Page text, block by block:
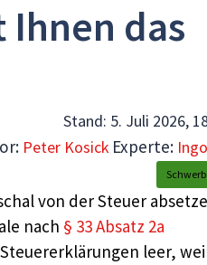
Ihnen das
Stand: 5. Juli 2026,
Peter Kosick Experte:
von der Steuer
nach § 33 Absatz 2a
leer,